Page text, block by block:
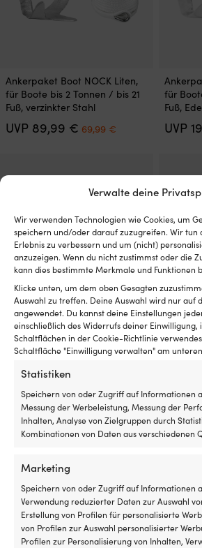
Verwalte deine
Wir verwenden Technologien wie Cookies, um
speichern und/oder darauf zuzugreifen. Wir tun
Erlebnis zu verbessern und um (nicht)
anzuzeigen. Wenn du nicht zustimmst oder die
kann dies bestimmte Merkmale und Funktionen
Klicke unten, um dem oben Gesagten
Auswahl zu treffen. Deine Auswahl wird nur auf
angewendet. Du kannst deine Einstellungen
einschließlich des Widerrufs deiner Einwilligung,
Schaltflächen in der Cookie-Richtlinie
Schaltfläche "Einwilligung verwalten" am
Statistiken
Speichern von oder Zugriff auf Informationen
Messung der Werbeleistung, Messung der
Inhalten, Analyse von Zielgruppen durch
Kombinationen von Daten aus verschiedenen
Marketing
Speichern von oder Zugriff auf Informationen
Verwendung reduzierter Daten zur Auswahl
Erstellung von Profilen für personalisierte
von Profilen zur Auswahl personalisierter
Profilen zur Personalisierung von Inhalten,
Dieses
Produkt
weist
mehrere
Varianten
können
Produktseite
gewählt
werden
Ankerpaket Boot NOCK Liten,
für Boote bis 2 Tonnen / bis 21
Fuß, verzinkter Stahl
UVP 89,99 € Ursprünglicher
Preis
69,99 €
Dieses
Produkt
weist
mehrere
auf
gewählt
werden
für
Fuß,
UVP
Dieses
Produkt
weist
mehrere
Varianten
Optionen
können
gewählt
werden
Ankerpaket Boot NOCK Mid,
für Boote zwischen 2 – 3.5
Tonnen / 21 – 26 Fuß, verzinkter
UVP209,99
Preis
war:
209,99 €
Preis
ist:
159,99 €.
Dieses
Produkt
weist
mehrere
Die
können
auf
werden
für